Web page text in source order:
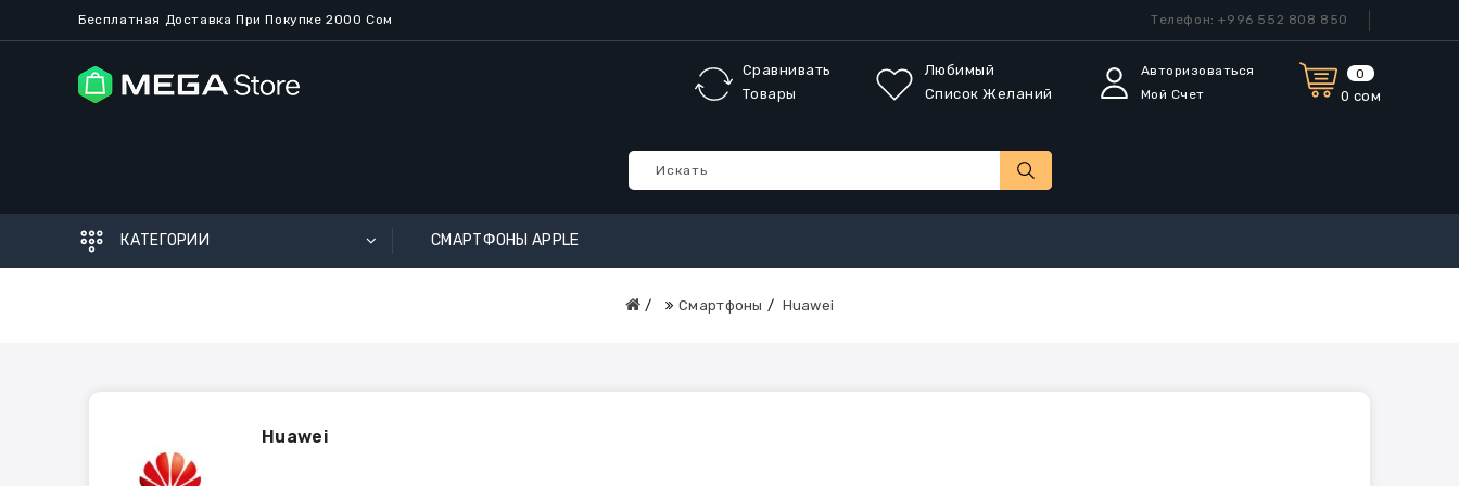
Бесплатная Доставка При Покупке 2000 Сом Телефон: +996 552 808 850
0
0 сом
Авторизоваться
Мой Счет
Любимый
Список Желаний
Сравнивать
Товары
КАТЕГОРИИ СМАРТФОНЫ APPLE
Смартфоны Huawei
Huawei